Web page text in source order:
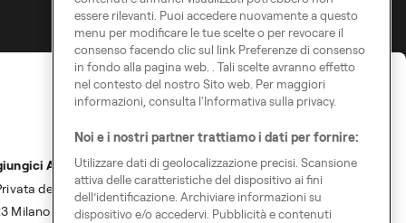
A
del Gonfalone 2
Milano
essere rilevanti. Puoi accedere nuovamente a questo
menu per modificare le tue scelte o per revocare il
consenso facendo clic sul link Preferenze di consenso
in fondo alla pagina web. . Tali scelte avranno effetto
nel contesto del nostro Sito web. Per maggiori
informazioni, consulta l'Informativa sulla privacy.
Noi e i nostri partner trattiamo i dati per fornire:
Utilizzare dati di geolocalizzazione precisi. Scansione
attiva delle caratteristiche del dispositivo ai fini
dell’identificazione. Archiviare informazioni su
dispositivo e/o accedervi. Pubblicità e contenuti